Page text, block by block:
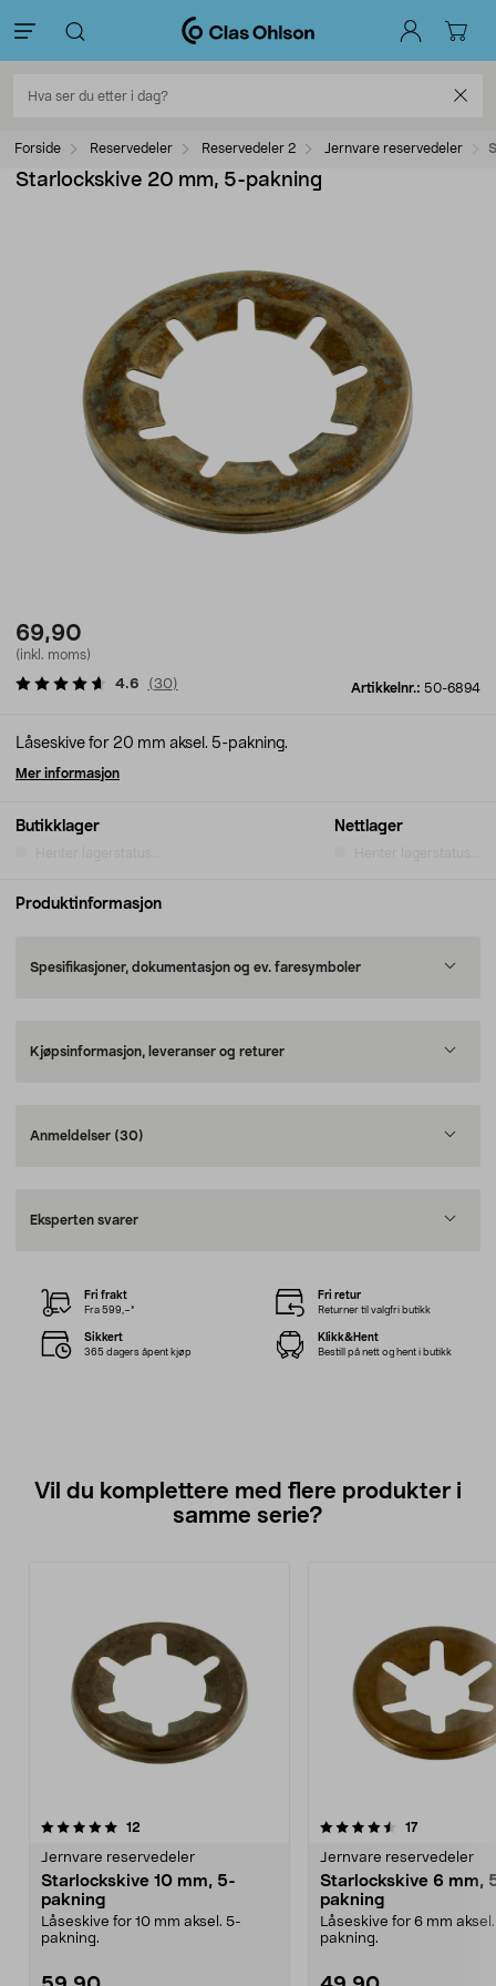
Forside Reservedeler Reservedeler 2 Jernvare reservedeler
Starlockskive 20 mm, 5-pakning
69,90
(inkl. moms)
Artikkelnr.: 50-6894
4.6 (30)
Butikklager Nettlager
Låseskive for 20 mm aksel. 5-pakning.
Mer informasjon
Produktinformasjon
Spesifikasjoner, dokumentasjon og ev. faresymboler
Kjøpsinformasjon, leveranser og returer
Anmeldelser (30)
Eksperten svarer
Fri frakt
Fra 599,–*
Fri retur
Returner til valgfri butikk
Sikkert
365 dagers åpent kjøp
Klikk&Hent
Bestill på nett og hent i butikk
Vil du komplettere med flere produkter i
samme serie?
12
Jernvare reservedeler
Starlockskive 10 mm, 5-
pakning
Låseskive for 10 mm aksel. 5-
pakning.
4.5av 5 stjerner 17anmeldelser
Jernvare reservedeler
Starlockskive 6 mm,
pakning
Låseskive for 6 mm
pakning.
4.5av 5 stjerner